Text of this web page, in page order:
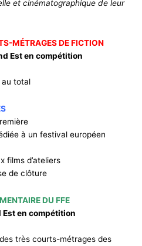
et cinématographique de leur
MÉTRAGES DE FICTION
Est en compétition
au total
à un festival européen
films d’ateliers
de clôture
DU FFE
en compétition
très courts-métrages des